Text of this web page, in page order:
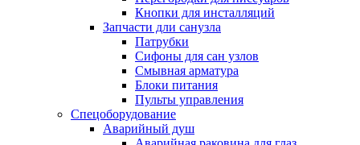
Кнопки для инсталляций
Запчасти дли санузла
Патрубки
Сифоны для сан узлов
Смывная арматура
Блоки питания
Пульты управления
Спецоборудование
Аварийный душ